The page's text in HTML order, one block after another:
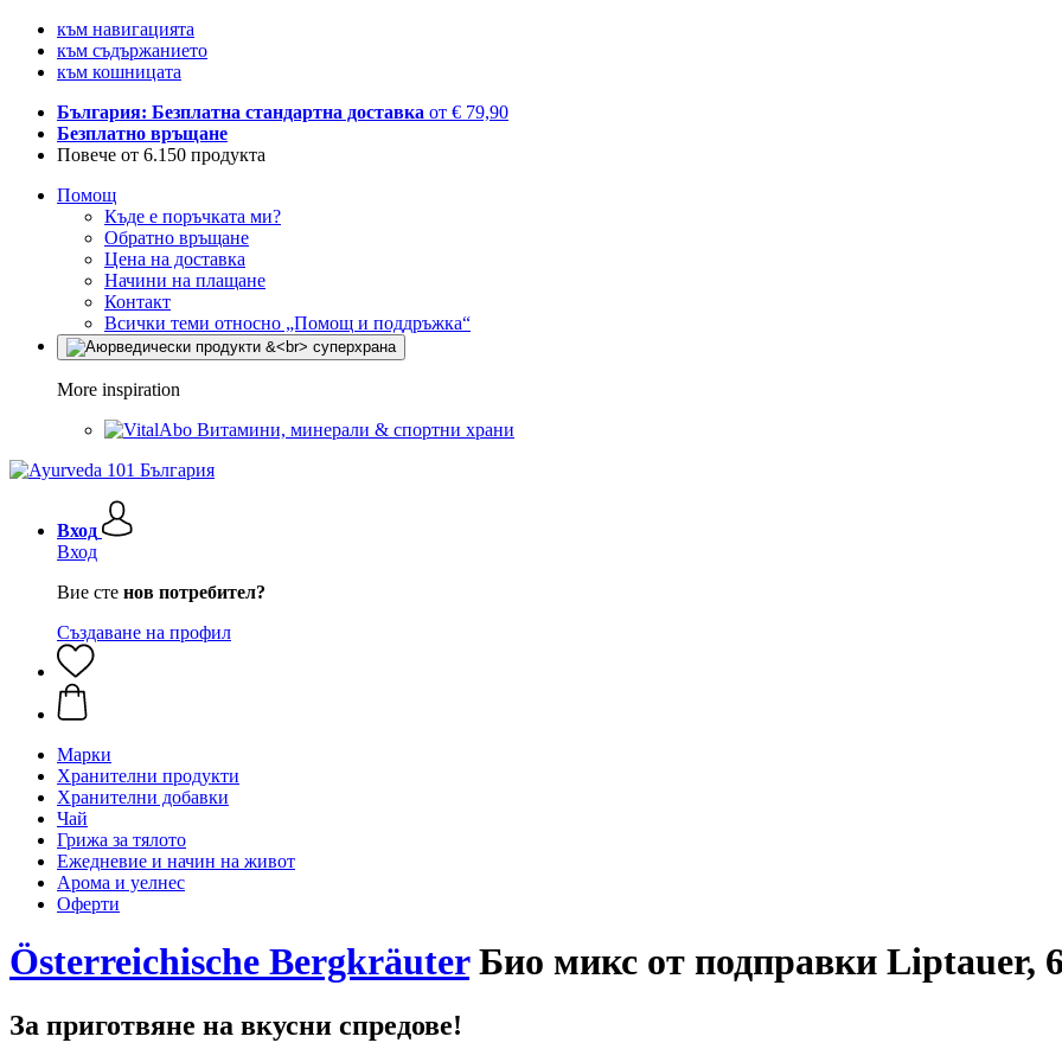
към навигацията
към съдържанието
към кошницата
България: Безплатна стандартна доставка от € 79,90
Безплатно връщане
Повече от 6.150 продукта
Помощ
Къде е поръчката ми?
Обратно връщане
Цена на доставка
Начини на плащане
Контакт
Всички теми относно „Помощ и поддръжка“
More inspiration
Витамини, минерали & спортни храни
Вход
Вход
Вие сте нов потребител?
Създаване на профил
Марки
Хранителни продукти
Хранителни добавки
Чай
Грижа за тялото
Ежедневие и начин на живот
Арома и уелнес
Оферти
Österreichische BergkräuterБио микс от подправки Liptauer,
За приготвяне на вкусни спредове!